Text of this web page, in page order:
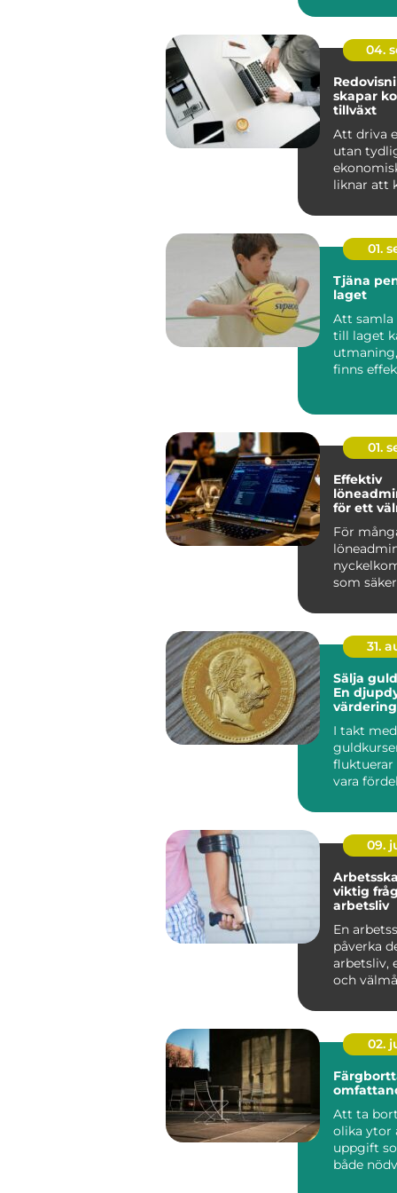
04.
skapar
tillväxt
Att driva
utan
liknar att
01.
Tjäna
laget
Att samla
till laget
finns
01.
Effektiv
för ett
För
som
31.
Sälja
En
I takt
fluktuerar
vara
09.
viktig
arbetsliv
En
påverka
arbetsliv,
och
02.
Att ta
olika ytor
uppgift
både